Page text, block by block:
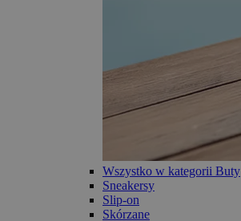
Wszystko w kategorii Buty
Sneakersy
Slip-on
Skórzane